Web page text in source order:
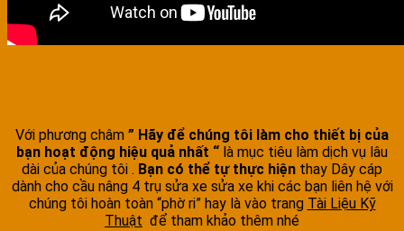
Với phương châm ” Hãy để chúng tôi làm cho thiết bị của
bạn hoạt động hiệu quả nhất “ là mục tiêu làm dịch vụ lâu
dài của chúng tôi . Bạn có thể tự thực hiện thay Dây cáp
dành cho cầu nâng 4 trụ sửa xe sửa xe khi các bạn liên hệ với
chúng tôi hoàn toàn “phờ ri” hay là vào trang Tài Liệu Kỹ
Thuật để tham khảo thêm nhé